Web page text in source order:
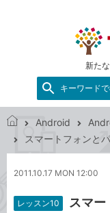
新た
キーワード
ネ
ト
Android
スマートフォンと
2011.10.17 MON 12:00
レッスン10
スマ